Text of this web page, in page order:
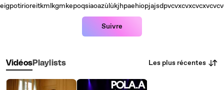
Suivre
VidéosPlaylists Les plus récentes